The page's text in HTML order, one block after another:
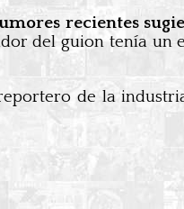
recientes
del guion tenía un
de la